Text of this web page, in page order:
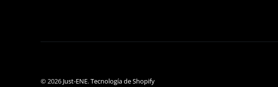
© 2026 Just-ENE.Tecnología de Shopify